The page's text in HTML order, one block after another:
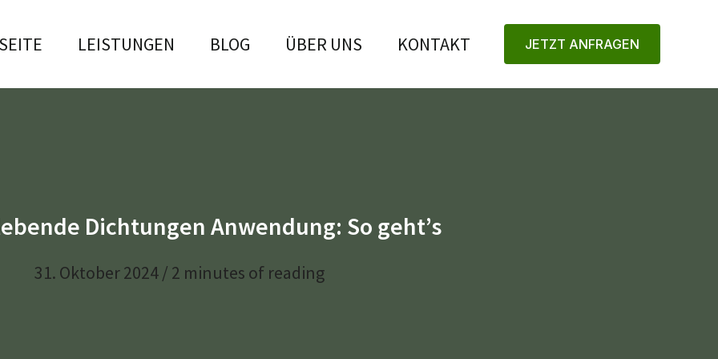
LEISTUNGEN BLOG ÜBER UNS KONTAKT JETZT ANFRAGEN
Dichtungen Anwendung: So geht’s
31. Oktober 2024/ 2 minutes of reading